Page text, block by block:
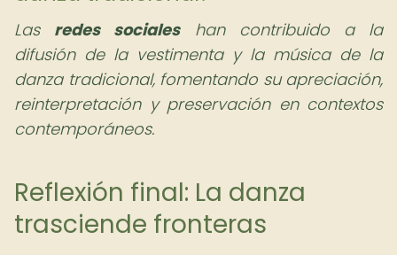
Las redes socialeshan contribuido a la
difusión de la vestimenta y la música de la
danza tradicional, fomentando su apreciación,
reinterpretación y preservación en contextos
contemporáneos.
Reflexión final: La danza
trasciende fronteras